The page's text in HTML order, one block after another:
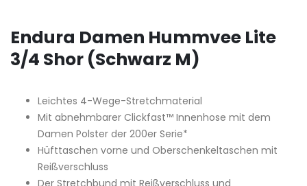
Endura Damen Hummvee Lite
3/4 Shor (Schwarz M)
Leichtes 4-Wege-Stretchmaterial
Mit abnehmbarer Clickfast™ Innenhose mit dem
Damen Polster der 200er Serie*
Hüfttaschen vorne und Oberschenkeltaschen mit
Reißverschluss
Der Stretchbund mit Reißverschluss und